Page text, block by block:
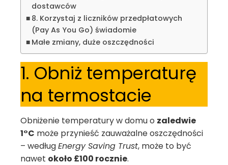
dostawców
8. Korzystaj z liczników przedpłatowych
(Pay As You Go) świadomie
Małe zmiany, duże oszczędności
1. Obniż temperaturę
na termostacie
Obniżenie temperatury w domu o zaledwie
1°C może przynieść zauważalne oszczędności
– wedługEnergy Saving Trust, może to być
nawet około £100 rocznie.